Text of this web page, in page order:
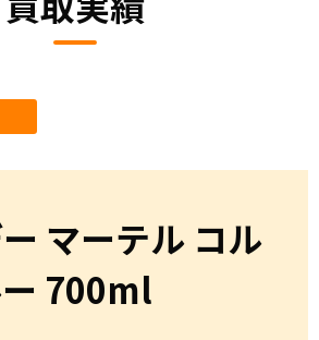
マーテル コル
700ml